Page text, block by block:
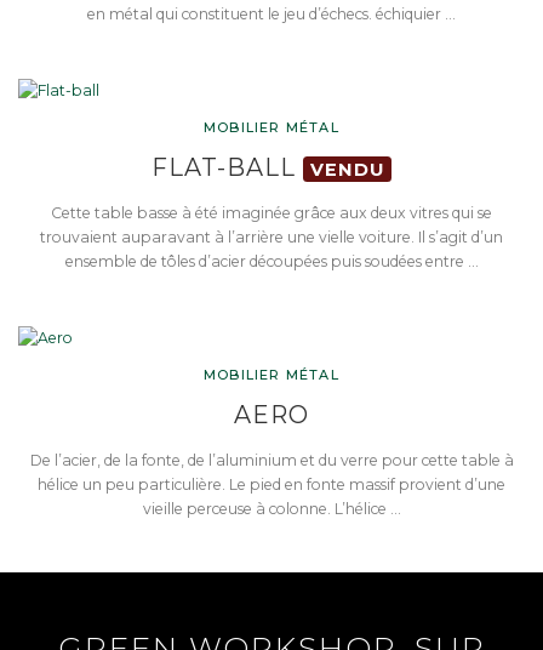
en métal qui constituent le jeu d’échecs. échiquier …
MOBILIER MÉTAL
FLAT-BALL VENDU
Cette table basse à été imaginée grâce aux deux vitres qui se
trouvaient auparavant à l’arrière une vielle voiture. Il s’agit d’un
ensemble de tôles d’acier découpées puis soudées entre …
MOBILIER MÉTAL
AERO
De l’acier, de la fonte, de l’aluminium et du verre pour cette table à
hélice un peu particulière. Le pied en fonte massif provient d’une
vieille perceuse à colonne. L’hélice …